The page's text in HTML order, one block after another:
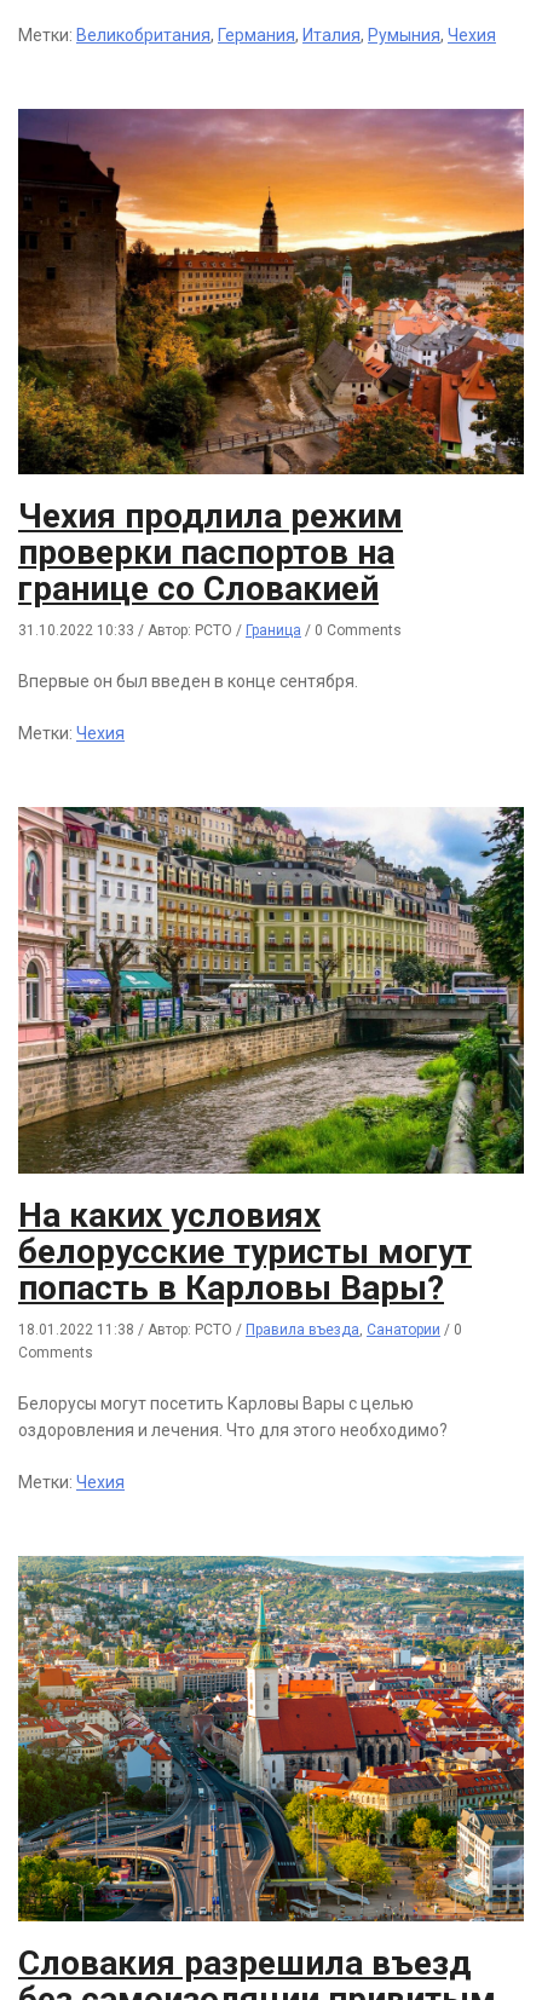
Метки: Великобритания, Германия, Италия, Румыния, Чехия
Чехия продлила режим
проверки паспортов на
границе со Словакией
31.10.2022 10:33 / Автор: РСТО / Граница / 0 Comments
Впервые он был введен в конце сентября.
Метки: Чехия
На каких условиях
белорусские туристы могут
попасть в Карловы Вары?
18.01.2022 11:38 / Автор: РСТО / Правила въезда, Санатории / 0
Comments
Белорусы могут посетить Карловы Вары с целью
оздоровления и лечения. Что для этого необходимо?
Метки: Чехия
Словакия разрешила въезд